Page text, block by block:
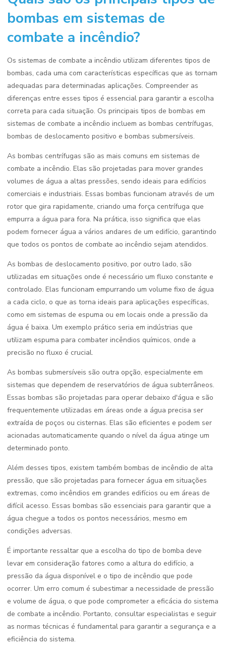
bombas em sistemas de
combate a incêndio?
Os sistemas de combate a incêndio utilizam diferentes tipos de
bombas, cada uma com características específicas que as tornam
adequadas para determinadas aplicações. Compreender as
diferenças entre esses tipos é essencial para garantir a escolha
correta para cada situação. Os principais tipos de bombas em
sistemas de combate a incêndio incluem as bombas centrífugas,
bombas de deslocamento positivo e bombas submersíveis.
As bombas centrífugas são as mais comuns em sistemas de
combate a incêndio. Elas são projetadas para mover grandes
volumes de água a altas pressões, sendo ideais para edifícios
comerciais e industriais. Essas bombas funcionam através de um
rotor que gira rapidamente, criando uma força centrífuga que
empurra a água para fora. Na prática, isso significa que elas
podem fornecer água a vários andares de um edifício, garantindo
que todos os pontos de combate ao incêndio sejam atendidos.
As bombas de deslocamento positivo, por outro lado, são
utilizadas em situações onde é necessário um fluxo constante e
controlado. Elas funcionam empurrando um volume fixo de água
a cada ciclo, o que as torna ideais para aplicações específicas,
como em sistemas de espuma ou em locais onde a pressão da
água é baixa. Um exemplo prático seria em indústrias que
utilizam espuma para combater incêndios químicos, onde a
precisão no fluxo é crucial.
As bombas submersíveis são outra opção, especialmente em
sistemas que dependem de reservatórios de água subterrâneos.
Essas bombas são projetadas para operar debaixo d'água e são
frequentemente utilizadas em áreas onde a água precisa ser
extraída de poços ou cisternas. Elas são eficientes e podem ser
acionadas automaticamente quando o nível da água atinge um
determinado ponto.
Além desses tipos, existem também bombas de incêndio de alta
pressão, que são projetadas para fornecer água em situações
extremas, como incêndios em grandes edifícios ou em áreas de
difícil acesso. Essas bombas são essenciais para garantir que a
água chegue a todos os pontos necessários, mesmo em
condições adversas.
É importante ressaltar que a escolha do tipo de bomba deve
levar em consideração fatores como a altura do edifício, a
pressão da água disponível e o tipo de incêndio que pode
ocorrer. Um erro comum é subestimar a necessidade de pressão
e volume de água, o que pode comprometer a eficácia do sistema
de combate a incêndio. Portanto, consultar especialistas e seguir
as normas técnicas é fundamental para garantir a segurança e a
eficiência do sistema.